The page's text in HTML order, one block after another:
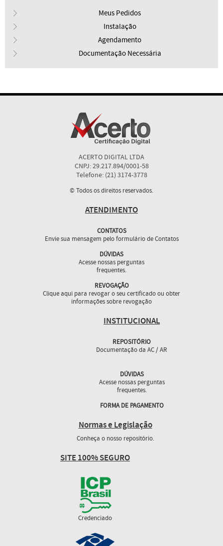
Meus Pedidos
Instalação
Agendamento
Documentação Necessária
ACERTO DIGITAL LTDA
CNPJ: 29.217.894/0001-58
Telefone: (21) 3174-3778
© Todos os direitos reservados.
ATENDIMENTO
CONTATOS
Envie sua mensagem pelo formulário de Contatos
DÚVIDAS
Acesse nossas perguntas
frequentes.
REVOGAÇÃO
Clique aqui para revogar o seu certificado ou obter
informações sobre revogação
INSTITUCIONAL
REPOSITÓRIO
Documentação da AC / AR
DÚVIDAS
Acesse nossas perguntas
frequentes.
FORMA DE PAGAMENTO
Normas e Legislação
Conheça o nosso repositório.
SITE 100% SEGURO
Credenciado